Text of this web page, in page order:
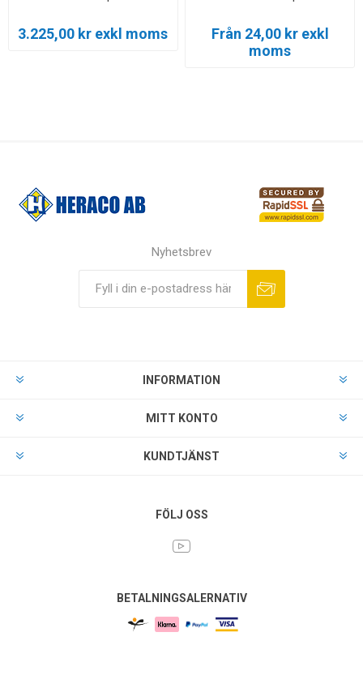
3.225,00 kr exkl moms
Från 24,00 kr exkl
moms
Nyhetsbrev
INFORMATION
MITT KONTO
KUNDTJÄNST
FÖLJ OSS
BETALNINGSALERNATIV